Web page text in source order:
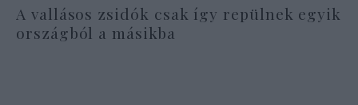
A vallásos zsidók csak így repülnek egyik
országból a másikba